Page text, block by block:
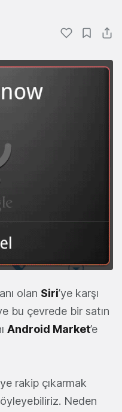
olan Siri’ye karşı
ve bu çevrede bir satın
Android Market’e
rakip çıkarmak
Neden